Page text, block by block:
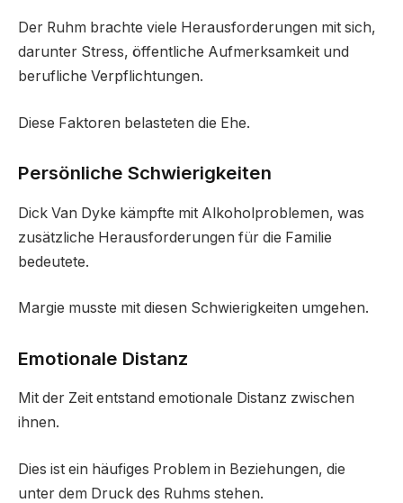
Der Ruhm brachte viele Herausforderungen mit sich,
darunter Stress, öffentliche Aufmerksamkeit und
berufliche Verpflichtungen.
Diese Faktoren belasteten die Ehe.
Persönliche Schwierigkeiten
Dick Van Dyke kämpfte mit Alkoholproblemen, was
zusätzliche Herausforderungen für die Familie
bedeutete.
Margie musste mit diesen Schwierigkeiten umgehen.
Emotionale Distanz
Mit der Zeit entstand emotionale Distanz zwischen
ihnen.
Dies ist ein häufiges Problem in Beziehungen, die
unter dem Druck des Ruhms stehen.